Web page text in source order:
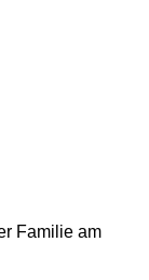
Familie am